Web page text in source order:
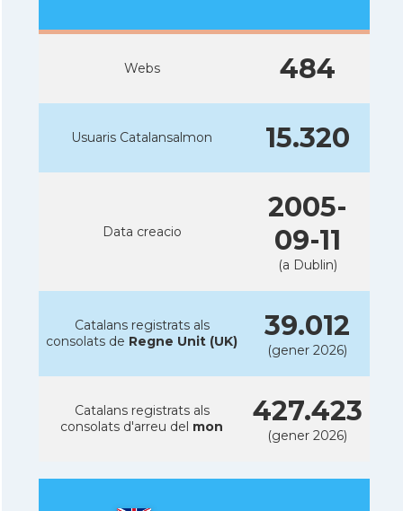
Webs 484
Usuaris Catalansalmon 15.320
Data creacio
2005-
09-11
(a Dublin)
Catalans registrats als
consolats de Regne Unit (UK) 39.012
(gener 2026)
Catalans registrats als
consolats d'arreu del mon 427.423
(gener 2026)